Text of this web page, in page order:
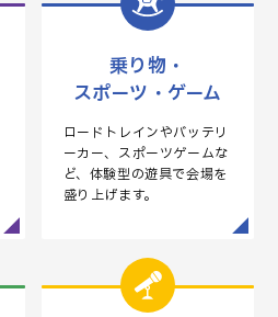
乗り物・
スポーツ・ゲーム
ロードトレインやバッテリ
ーカー、スポーツゲームな
ど、体験型の遊具で会場を
盛り上げます。